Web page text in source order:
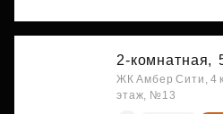
2-комнатная,
ЖК Амбер Сити, 4
этаж, №13